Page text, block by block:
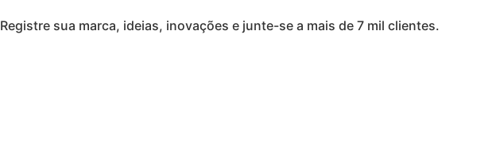
Registre sua marca, ideias, inovações e junte-se a mais de 7 mil clientes.